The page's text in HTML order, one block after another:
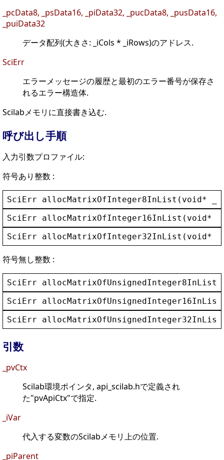
_pcData8, _psData16, _piData32, _pucData8, _pusData16,
_puiData32
データ配列(大きさ: _iCols * _iRows)のアドレス.
SciErr
エラーメッセージの履歴と最初のエラー番号が保存さ
れるエラー構造体.
Scilabメモリに直接書き込む.
呼び出し手順
入力引数プロファイル:
符号あり整数 :
SciErr allocMatrixOfInteger8InList ( void*
SciErr
allocMatrixOfInteger16InList ( void*
SciErr
allocMatrixOfInteger32InList ( void*
符号無し整数 :
SciErr allocMatrixOfUnsignedInteger8InList
SciErr
allocMatrixOfUnsignedInteger16InList
SciErr
allocMatrixOfUnsignedInteger32InList
引数
_pvCtx
Scilab環境ポインタ, api_scilab.hで定義され
た"pvApiCtx"で指定.
_iVar
代入する変数のScilabメモリ上の位置.
_piParent